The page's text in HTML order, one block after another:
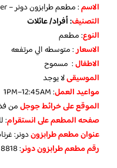
الاسم: مطعم طرابزون دونر – Trabzon Doner
التصنيف: أفراد/ عائلات
النوع: مطعم
الاسعار: متوسطه الي مرتفعه
الاطفال: مسموح
الموسيقىلا يوجد
مواعيد العمل: 1PM–12:45AM
الموقع على خرائط جوجلمن
صفحه المطعم على انستقرام:
عنوان مطعم طرابزوندونر:
رقم مطعم طرابزون دونر: ‪+966 11 246 8818‬‏